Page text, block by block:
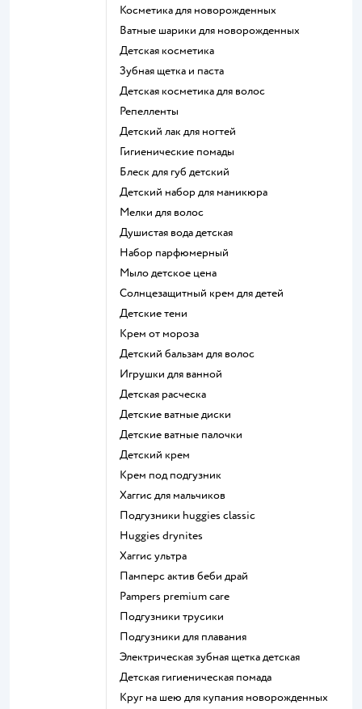
косметика для новорожденных
ватные шарики для новорожденных
детская косметика
зубная щетка и паста
детская косметика для волос
репелленты
детский лак для ногтей
гигиенические помады
блеск для губ детский
детский набор для маникюра
мелки для волос
душистая вода детская
набор парфюмерный
мыло детское цена
солнцезащитный крем для детей
детские тени
крем от мороза
детский бальзам для волос
игрушки для ванной
детская расческа
детские ватные диски
детские ватные палочки
детский крем
крем под подгузник
хаггис для мальчиков
подгузники huggies classic
huggies drynites
хаггис ультра
памперс актив беби драй
pampers premium care
подгузники трусики
подгузники для плавания
электрическая зубная щетка детская
детская гигиеническая помада
круг на шею для купания новорожденных